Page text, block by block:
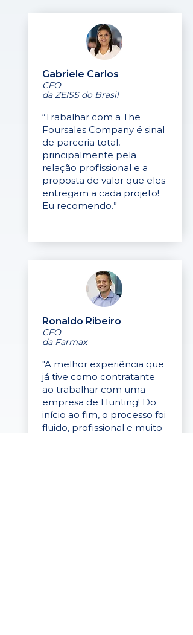
Gabriele Carlos
CEO
da ZEISS do Brasil
“Trabalhar com a The
Foursales Company é sinal
de parceria total,
principalmente pela
relação profissional e a
proposta de valor que eles
entregam a cada projeto!
Eu recomendo.”
Ronaldo Ribeiro
CEO
da Farmax
"A melhor experiência que
já tive como contratante
ao trabalhar com uma
empresa de Hunting! Do
início ao fim, o processo foi
fluido, profissional e muito